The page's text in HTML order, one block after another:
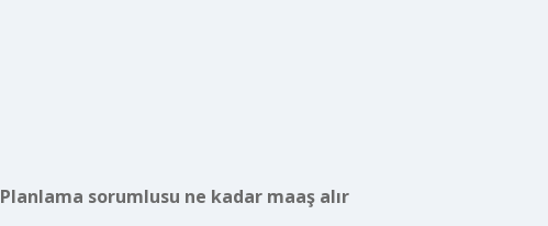
Planlama sorumlusu ne kadar maaş alır